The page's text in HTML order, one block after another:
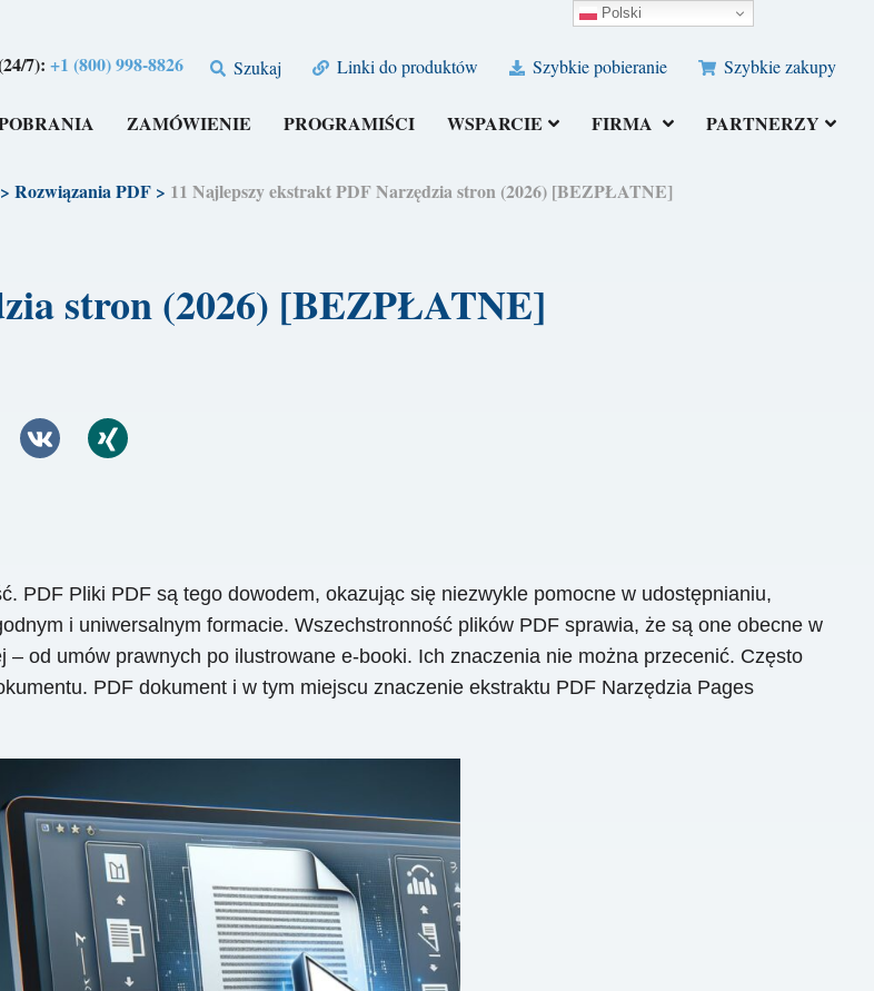
7):+1 (800) 998-8826 Szukaj Linki do produktów Szybkie pobieranie Szybkie zakupy
ZAMÓWIENIE PROGRAMIŚCI WSPARCIE FIRMA PARTNERZY
Rozwiązania PDF> 11 Najlepszy ekstrakt PDF Narzędzia stron (2026) [BEZPŁATNE]
stron (2026) [BEZPŁATNE]
PDF Pliki PDF są tego dowodem, okazując się niezwykle pomocne w udostępnianiu,
i uniwersalnym formacie. Wszechstronność plików PDF sprawia, że ​​są one obecne w
od umów prawnych po ilustrowane e-booki. Ich znaczenia nie można przecenić. Często
PDF dokument i w tym miejscu znaczenie ekstraktu PDF Narzędzia Pages
Polski